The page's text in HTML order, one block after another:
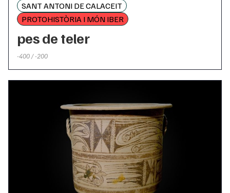
SANT ANTONI DE CALACEIT
PROTOHISTÒRIA I MÓN IBER
pes de teler
-400 / -200